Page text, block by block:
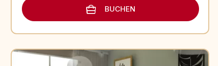
BUCHEN